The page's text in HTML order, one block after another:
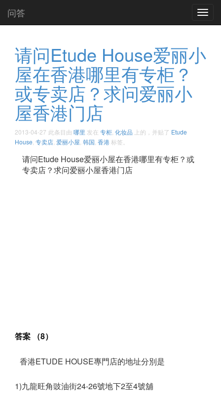
问答
请问Etude House爱丽小
屋在香港哪里有专柜？
或专卖店？求问爱丽小
屋香港门店
2013-04-27 此条目由 哪里 发在 专柜 化妆品 上的，并贴了 Etude
House 专卖店 爱丽小屋 韩国 香港标签。
请问Etude House爱丽小屋在香港哪里有专柜？或
专卖店？求问爱丽小屋香港门店
答案 （8）
香港ETUDE HOUSE專門店的地址分別是
1)九龍旺角豉油街24-26號地下2至4號舖